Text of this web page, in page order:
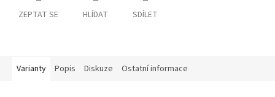
ZEPTAT SE HLÍDAT SDÍLET
Varianty Popis Diskuze Ostatní informace